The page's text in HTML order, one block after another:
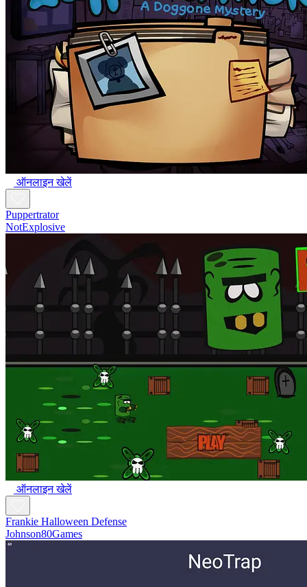
ऑनलाइन खेलें
Puppertrator
NotExplosive
ऑनलाइन खेलें
Frankie Halloween Defense
Johnson80Games